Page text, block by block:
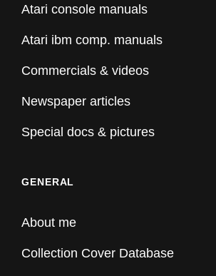
Atari console manuals
Atari ibm comp. manuals
Commercials & videos
Newspaper articles
Special docs & pictures
GENERAL
About me
Collection Cover Database